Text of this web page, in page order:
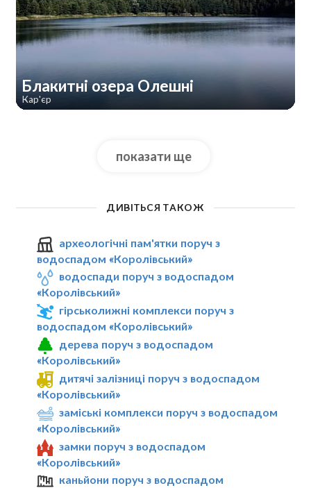
Блакитні озера Олешні
Кар'єр
показати ще
ДИВІТЬСЯ ТАКОЖ
археологічні пам'ятки поруч з
водоспадом «Королівський»
водоспади поруч з водоспадом
«Королівський»
гірськолижні комплекси поруч з
водоспадом «Королівський»
дерева поруч з водоспадом
«Королівський»
дитячі залізниці поруч з водоспадом
«Королівський»
заміські комплекси поруч з водоспадом
«Королівський»
замки поруч з водоспадом
«Королівський»
каньйони поруч з водоспадом